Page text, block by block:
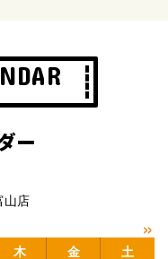
ー
山店
»
木 金 土